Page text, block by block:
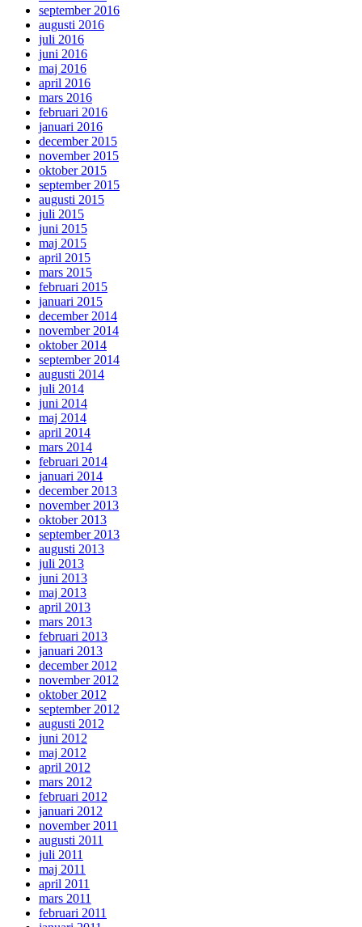
september 2016
augusti 2016
juli 2016
juni 2016
maj 2016
april 2016
mars 2016
februari 2016
januari 2016
december 2015
november 2015
oktober 2015
september 2015
augusti 2015
juli 2015
juni 2015
maj 2015
april 2015
mars 2015
februari 2015
januari 2015
december 2014
november 2014
oktober 2014
september 2014
augusti 2014
juli 2014
juni 2014
maj 2014
april 2014
mars 2014
februari 2014
januari 2014
december 2013
november 2013
oktober 2013
september 2013
augusti 2013
juli 2013
juni 2013
maj 2013
april 2013
mars 2013
februari 2013
januari 2013
december 2012
november 2012
oktober 2012
september 2012
augusti 2012
juni 2012
maj 2012
april 2012
mars 2012
februari 2012
januari 2012
november 2011
augusti 2011
juli 2011
maj 2011
april 2011
mars 2011
februari 2011